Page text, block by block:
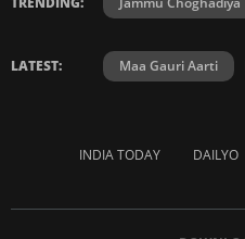
LATEST: Maa Gauri Aarti
INDIA TODAY DAILYO